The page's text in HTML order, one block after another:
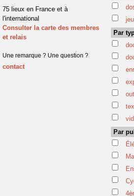
75 lieux en France et à
l'international
Consulter la carte des membres
et relais
Une remarque ? Une question ?
contact
jeu
Par
Par